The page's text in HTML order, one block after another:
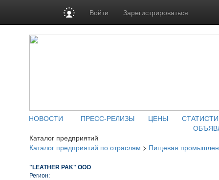
Войти Зарегистрироваться
НОВОСТИ ПРЕСС-РЕЛИЗЫ ЦЕНЫ
Каталог предприятий
Каталог предприятий по отраслям > Пищевая
"LEATHER PAK" ООО
Регион: